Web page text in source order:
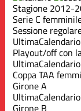
Stagione 2012-
Serie C
Sessione
UltimaCalendario
Playout/off con
UltimaCalendario
Coppa TAA
Girone A
UltimaCalendario
Girone B